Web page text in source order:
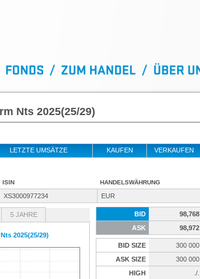
Nts 2025(25/29)
LETZTE UMSÄTZE KAUFEN VERKAUFEN
ISIN HANDELSWÄHRUNG
XS3000977234 EUR
5 JAHRE
2025(25/29)
BID
98,768
ASK
98,972
BID SIZE
300 000
ASK SIZE
300 000
HIGH
./.